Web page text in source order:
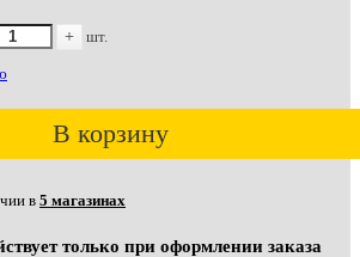
+ шт.
В корзину
в5 магазинах
только при оформлении заказа